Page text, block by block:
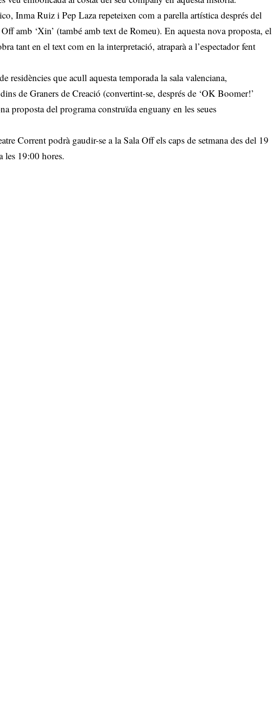
Inma Ruiz i Pep Laza repeteixen com a parella artística després del
amb ‘Xin’ (també amb text de Romeu). En aquesta nova proposta, el
tant en el text com en la interpretació, atraparà a l’espectador fent
residències que acull aquesta temporada la sala valenciana,
de Graners de Creació (convertint-se, després de ‘OK Boomer!’
proposta del programa construïda enguany en les seues
Corrent podrà gaudir-se a la Sala Off els caps de setmana des del 19
les 19:00 hores.